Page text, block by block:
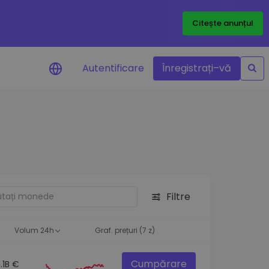
Citește anunțul
Autentificare Înregistrați–vă
Filtre
Volum 24h Graf. prețuri (7 z)
€ Cumpărare